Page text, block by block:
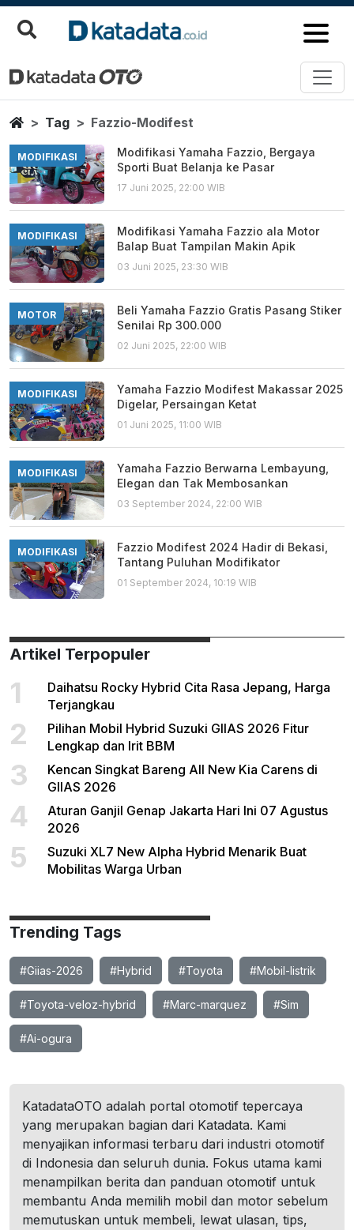
Fazzio Modifest
Berita Terbaru
HomeTag Fazzio-Modifest
MODIFIKASI
Modifikasi Yamaha Fazzio, Bergaya
Sporti Buat Belanja ke Pasar
17 Juni 2025, 22:00 WIB
MODIFIKASI
Modifikasi Yamaha Fazzio ala Motor
Balap Buat Tampilan Makin Apik
03 Juni 2025, 23:30 WIB
MOTOR
Beli Yamaha Fazzio Gratis Pasang Stiker
Senilai Rp 300.000
02 Juni 2025, 22:00 WIB
MODIFIKASI
Yamaha Fazzio Modifest Makassar 2025
Digelar, Persaingan Ketat
01 Juni 2025, 11:00 WIB
MODIFIKASI
Yamaha Fazzio Berwarna Lembayung,
Elegan dan Tak Membosankan
03 September 2024, 22:00 WIB
MODIFIKASI
Fazzio Modifest 2024 Hadir di Bekasi,
Tantang Puluhan Modifikator
01 September 2024, 10:19 WIB
Artikel Terpopuler
1
Daihatsu Rocky Hybrid Cita Rasa Jepang, Harga
Terjangkau
2
Pilihan Mobil Hybrid Suzuki GIIAS 2026 Fitur
Lengkap dan Irit BBM
3
Kencan Singkat Bareng All New Kia Carens di
GIIAS 2026
4
Aturan Ganjil Genap Jakarta Hari Ini 07 Agustus
2026
5
Suzuki XL7 New Alpha Hybrid Menarik Buat
Mobilitas Warga Urban
Trending Tags
#Giias-2026 #Hybrid #Toyota #Mobil-listrik
#Toyota-veloz-hybrid #Marc-marquez #Sim
#Ai-ogura
KatadataOTO adalah portal otomotif tepercaya
yang merupakan bagian dari Katadata. Kami
menyajikan informasi terbaru dari industri otomotif
di Indonesia dan seluruh dunia. Fokus utama kami
menampilkan berita dan panduan otomotif untuk
membantu Anda memilih mobil dan motor sebelum
memutuskan untuk membeli, lewat ulasan, tips,